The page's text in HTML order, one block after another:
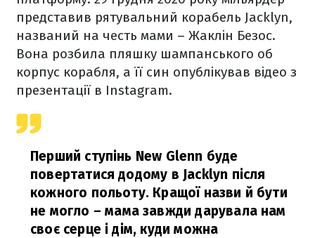
представив рятувальний корабель Jacklyn,
названий на честь мами – Жаклін Безос.
Вона розбила пляшку шампанського об
корпус корабля, а її син опублікував відео з
презентації в Instagram.
Перший ступінь New Glenn буде
повертатися додому в Jacklyn після
кожного польоту. Кращої назви й бути
не могло – мама завжди дарувала нам
своє серце і дім, куди можна